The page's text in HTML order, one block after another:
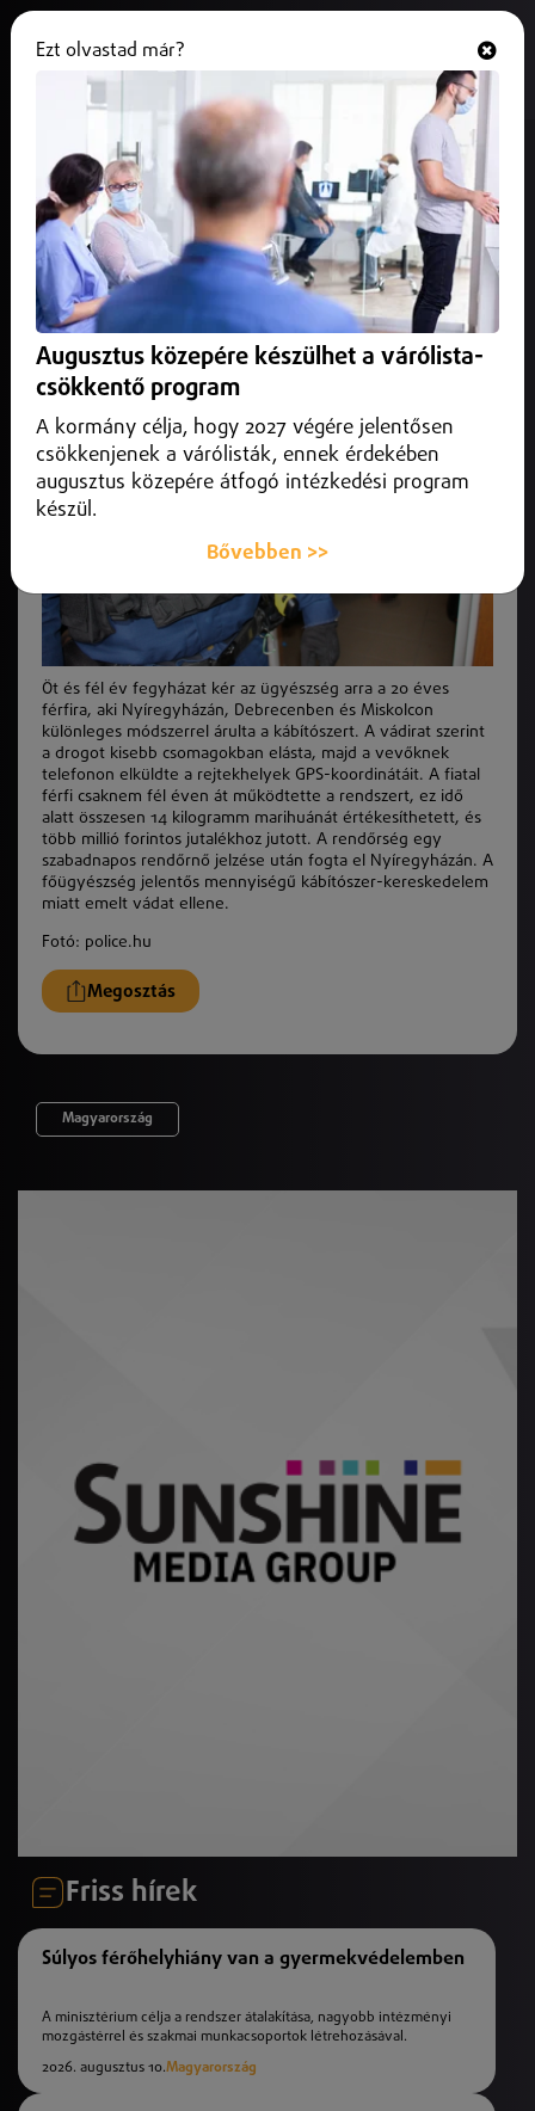
Internetes droghálózat nyomára
bukkantak Nyíregyházán
2026. június 01.Nyíregyháza
Öt és fél év fegyházat kér az ügyészség arra a 20 éves
különleges módszerrel árulta a kábítószert.
Öt és fél év fegyházat kér az ügyészség arra a 20 éves
férfira, aki Nyíregyházán, Debrecenben és Miskolcon
különleges módszerrel árulta a kábítószert. A vádirat szerint
a drogot kisebb csomagokban elásta, majd a vevőknek
telefonon elküldte a rejtekhelyek GPS-koordinátáit. A fiatal
férfi csaknem fél éven át működtette a rendszert, ez idő
alatt összesen 14 kilogramm marihuánát értékesíthetett, és
több millió forintos jutalékhoz jutott. A rendőrség egy
szabadnapos rendőrnő jelzése után fogta el Nyíregyházán. A
főügyészség jelentős mennyiségű kábítószer-kereskedelem
miatt emelt vádat ellene.
Fotó: police.hu
Megosztás
Magyarország
Friss hírek
Súlyos férőhelyhiány van a gyermekvédelemben
A minisztérium célja a rendszer átalakítása, nagyobb intézményi
mozgástérrel és szakmai munkacsoportok létrehozásával.
2026. augusztus 10.Magyarország
Ezt olvastad már?
Augusztus közepére készülhet a várólista-
csökkentő program
A kormány célja, hogy 2027 végére jelentősen
csökkenjenek a várólisták, ennek érdekében
augusztus közepére átfogó intézkedési program
készül.
Bővebben >>